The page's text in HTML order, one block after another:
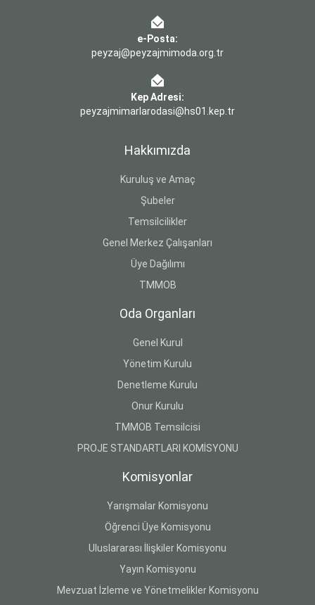
e-Posta:
peyzaj@peyzajmimoda.org.tr
Kep Adresi:
peyzajmimarlarodasi@hs01.kep.tr
Hakkımızda
Kuruluş ve Amaç
Şubeler
Temsilcilikler
Genel Merkez Çalışanları
Üye Dağılımı
TMMOB
Oda Organları
Genel Kurul
Yönetim Kurulu
Denetleme Kurulu
Onur Kurulu
TMMOB Temsilcisi
PROJE STANDARTLARI KOMİSYONU
Komisyonlar
Yarışmalar Komisyonu
Öğrenci Üye Komisyonu
Uluslararası İlişkiler Komisyonu
Yayın Komisyonu
Mevzuat İzleme ve Yönetmelikler Komisyonu